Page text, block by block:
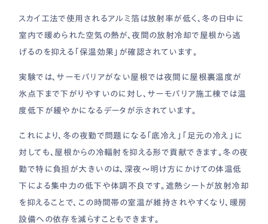
スカイ工法で使用されるアルミ箔は放射率が低く、冬の日中に
室内で暖められた空気の熱が、夜間の放射冷却で屋根から逃
げるのを抑える「保温効果」が確認されています。
実験では、サーモバリアがない屋根では夜間に屋根裏温度が
氷点下まで下がりやすいのに対し、サーモバリア施工棟では温
度低下が緩やかになるデータが示されています。
これにより、冬の夜勤で問題になる「底冷え」「足元の冷え」に
対しても、屋根からの冷輻射を抑える形で貢献できます。冬の夜
勤で特に負担が大きいのは、深夜〜明け方にかけての体温低
下による集中力の低下や体調不良です。遮熱シートが放射冷却
を抑えることで、この時間帯の室温が維持されやすくなり、暖房
設備への依存を減らすこともできます。